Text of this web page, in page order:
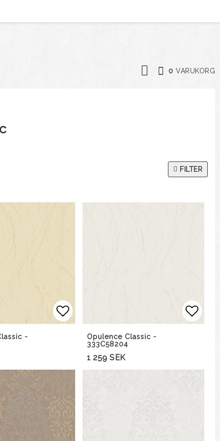
0 VARUKORG
FILTER
Lägg till i favoritlistan
-
Opulence Classic -
333C58204
1 259 SEK